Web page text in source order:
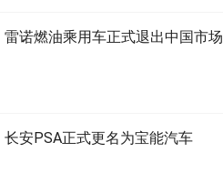
诺燃油乘用车正式退出中国市场
安PSA正式更名为宝能汽车